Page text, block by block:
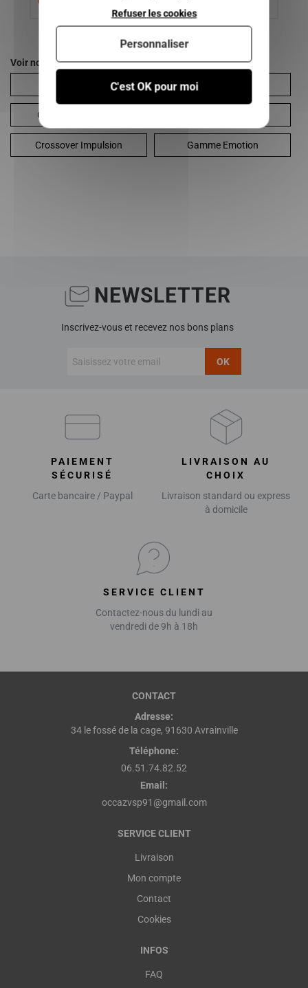
Voir nos autres pages :
Coupe Impulsion
Crossline Impulsion
Crossover Impulsion Gamme Emotion
NEWSLETTER
Inscrivez-vous et recevez nos bons plans
OK
PAIEMENT
SÉCURISÉ
Carte bancaire / Paypal
LIVRAISON AU
CHOIX
Livraison standard ou express
à domicile
SERVICE CLIENT
Contactez-nous du lundi au
vendredi de 9h à 18h
CONTACT
Adresse:
34 le fossé de la cage, 91630 Avrainville
Téléphone:
06.51.74.82.52
Email:
occazvsp91@gmail.com
SERVICE CLIENT
Livraison
Mon compte
Contact
Cookies
INFOS
FAQ
C'est OK pour moi
Refuser les cookies
Personnaliser